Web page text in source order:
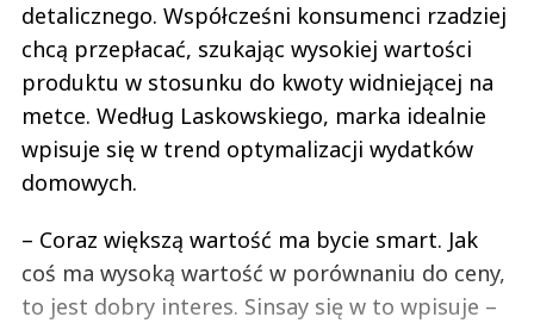
detalicznego. Współcześni konsumenci rzadziej
chcą przepłacać, szukając wysokiej wartości
produktu w stosunku do kwoty widniejącej na
metce. Według Laskowskiego, marka idealnie
wpisuje się w trend optymalizacji wydatków
domowych.
– Coraz większą wartość ma bycie smart. Jak
coś ma wysoką wartość w porównaniu do ceny,
to jest dobry interes. Sinsay się w to wpisuje –